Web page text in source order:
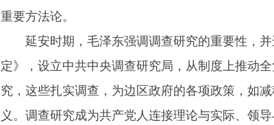
重要方法论。
延安时期，毛泽东强调调查研究的重要性，
定》，设立中共中央调查研究局，从制度上推动
究，这些扎实调查，为边区政府的各项政策，如
义。调查研究成为共产党人连接理论与实际、领